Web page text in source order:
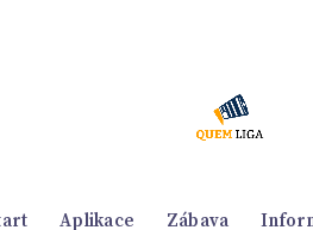
Aplikace Zábava